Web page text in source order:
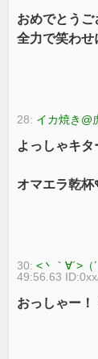
おめでとうご
全力で笑わせ
28: イカ焼き@
よっしゃキ
オマエラ乾杯
30:<丶｀∀´>
49:56.63
おっしゃー！